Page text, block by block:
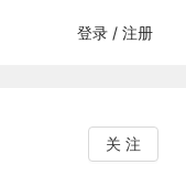
登录 / 注册
关 注